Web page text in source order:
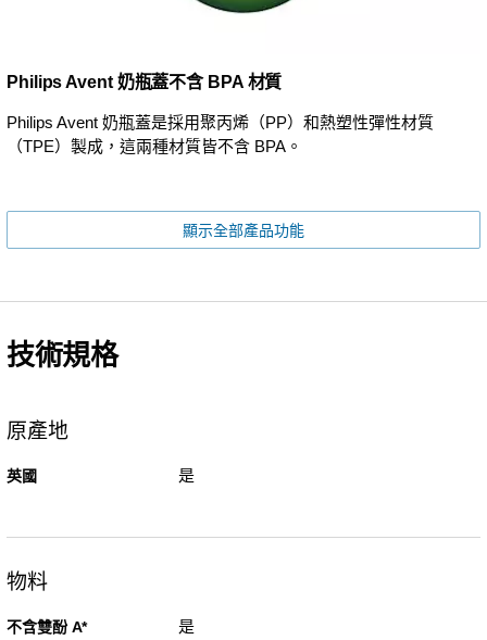
Philips Avent 奶瓶蓋不含 BPA 材質
Philips Avent 奶瓶蓋是採用聚丙烯（PP）和熱塑性彈性材質
（TPE）製成，這兩種材質皆不含 BPA。
顯示全部產品功能
技術規格
原產地
英國 是
物料
不含雙酚 A* 是